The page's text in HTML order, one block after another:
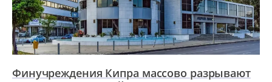
Финучреждения Кипра массово разрывают